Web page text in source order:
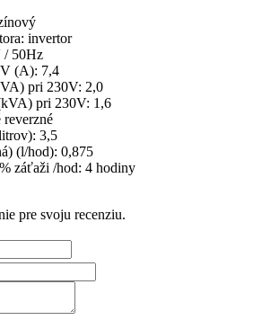
invertor
/ 50Hz
(A): 7,4
pri 230V: 2,0
pri 230V: 1,6
reverzné
3,5
(l/hod): 0,875
záťaži /hod: 4 hodiny
pre svoju recenziu.